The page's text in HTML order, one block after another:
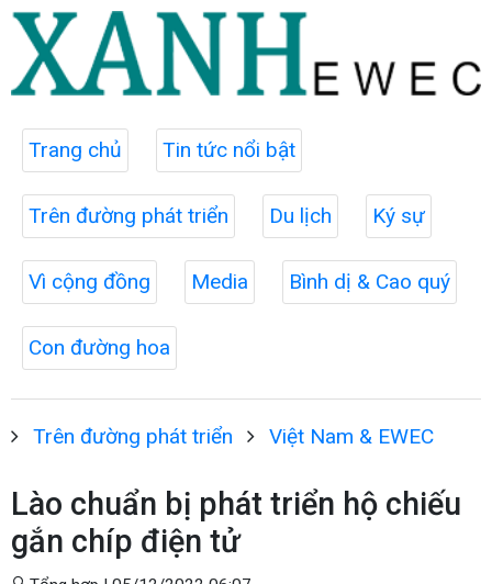
Trang chủ Tin tức nổi bật
Trên đường phát triển Du lịch Ký sự
Vì cộng đồng Media Bình dị & Cao quý
Con đường hoa
Trên đường phát triển Việt Nam & EWEC
Lào chuẩn bị phát triển hộ chiếu
gắn chíp điện tử